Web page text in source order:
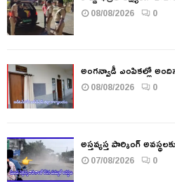
08/08/2026 0
అంగన్వాడీ ఎంపికల్లో
08/08/2026 0
అస్తవ్యస్త పార్కింగ్
07/08/2026 0